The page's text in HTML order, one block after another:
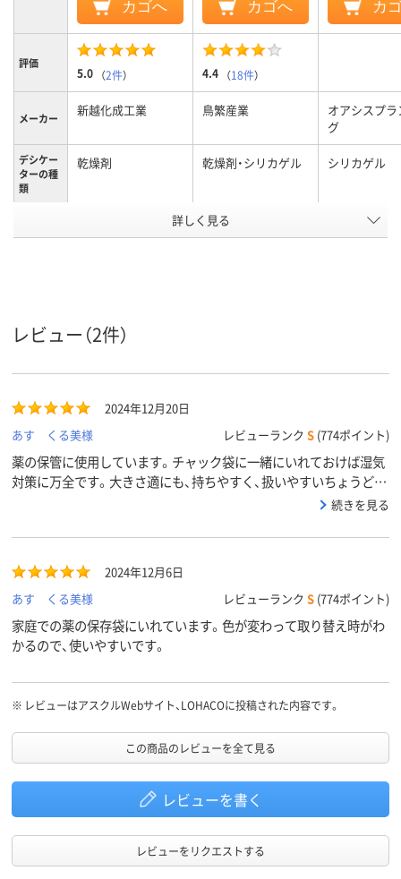
カゴへ カゴへ カ
評価
5.0 （2件） 4.4 （18件）
メーカー 新越化成工業 鳥繁産業
オアシスプ
グ
デシケー
ターの種
類
乾燥剤 乾燥剤・シリカゲル シリカゲル
20
詳しく見る
レビュー（2件）
2024年12月20日
あす くる美様
レビューランク S (774ポイント)
薬の保管に使用しています。チャック袋に一緒にいれておけば湿気
対策に万全です。大きさ適にも、持ちやすく、扱いやすいちょうどよ
続きを見る
2024年12月6日
あす くる美様
レビューランク S (774ポイント)
家庭での薬の保存袋にいれています。色が変わって取り替え時がわ
かるので、使いやすいです。
※ レビューはアスクルWebサイト、LOHACOに投稿された内容です。
この商品のレビューを全て見る
レビューを書く
レビューをリクエストする